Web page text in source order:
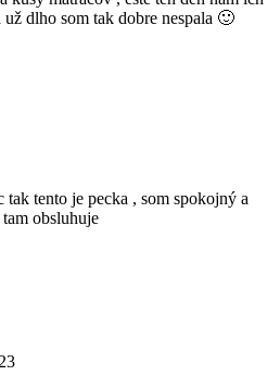
dlho som tak dobre nespala 🙂
tento je pecka , som spokojný a
obsluhuje